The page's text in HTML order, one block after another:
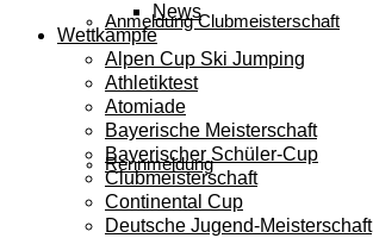
Anmeldung Clubmeisterschaft
Rennmeldung
News
Wettkämpfe
Alpen Cup Ski Jumping
Athletiktest
Atomiade
Bayerische Meisterschaft
Bayerischer Schüler-Cup
Clubmeisterschaft
Continental Cup
Deutsche Jugend-Meisterschaft